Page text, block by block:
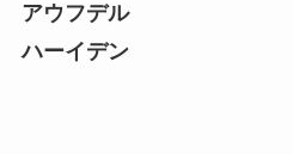
アウフデル
ハーイデン